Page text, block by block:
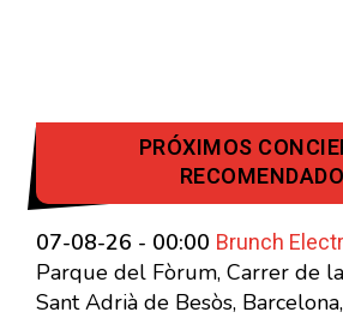
PRÓXIMOS
07-08-26 - 00:00 Brunch
Parque del Fòrum, Carrer de
Sant Adrià de Besòs,